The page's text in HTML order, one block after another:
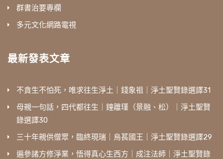
群書治要專欄
多元文化網路電視
最新發表文章
不貪生不怕死，唯求往生淨土｜錢象祖｜淨土聖賢錄選譯31
母親一句話，四代都往生｜鐘離瑾（景融、松）｜淨土聖賢
錄選譯30
三十年親供僧眾，臨終現瑞｜烏萇國王｜淨土聖賢錄選譯29
遍參諸方修淨業，悟得真心生西方｜成注法師｜淨土聖賢錄